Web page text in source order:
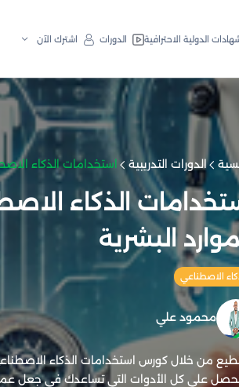
الدولية الاحترافية الدورات اشترك الآن
الدورات التدريبية استخدامات الذكاء
الذكاء
البشرية
الاصطناعي
محمود علي
من خلال كورس استخدامات الذكاء
على كل الأدوات التي تساعدك في جعل